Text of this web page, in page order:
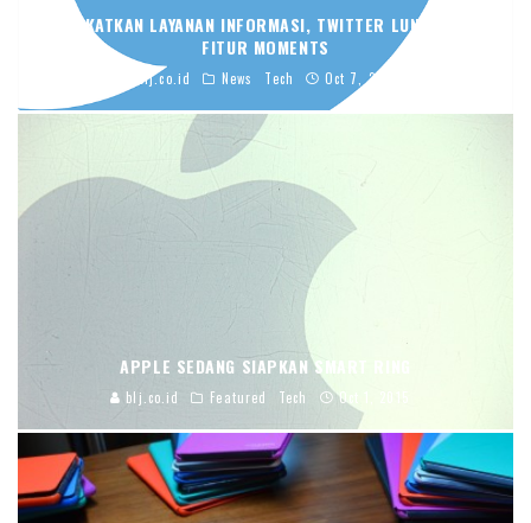
TINGKATKAN LAYANAN INFORMASI, TWITTER LUNCURKAN
FITUR MOMENTS
blj.co.id News Tech Oct 7, 2015
APPLE SEDANG SIAPKAN SMART RING
blj.co.id Featured Tech Oct 1, 2015